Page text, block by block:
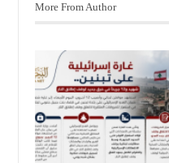
More From Author